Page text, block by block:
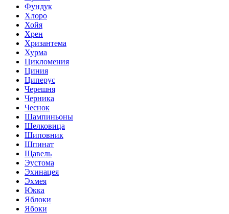
Фундук
Хлоро
Хойя
Хрен
Хризантема
Хурма
Цикломения
Циния
Циперус
Черешня
Черника
Чеснок
Шампиньоны
Шелковица
Шиповник
Шпинат
Щавель
Эустома
Эхинацея
Эхмея
Юкка
Яблоки
Ябоки